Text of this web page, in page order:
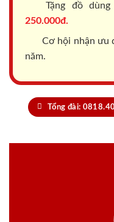
Tặng đồ
250.000đ.
Cơ hội nhận ưu
năm.
Tổng đài: